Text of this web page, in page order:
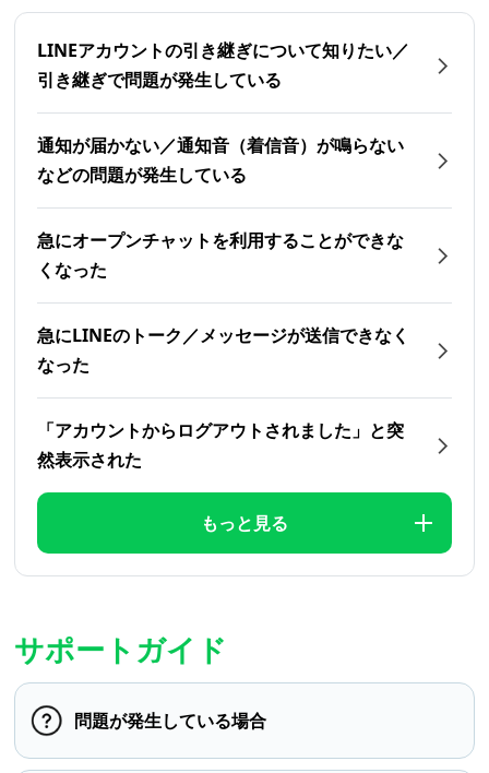
LINEアカウントの引き継ぎについて知りたい／
引き継ぎで問題が発生している
通知が届かない／通知音（着信音）が鳴らない
などの問題が発生している
急にオープンチャットを利用することができな
くなった
急にLINEのトーク／メッセージが送信できなく
なった
「アカウントからログアウトされました」と突
然表示された
もっと見る
サポートガイド
問題が発生している場合